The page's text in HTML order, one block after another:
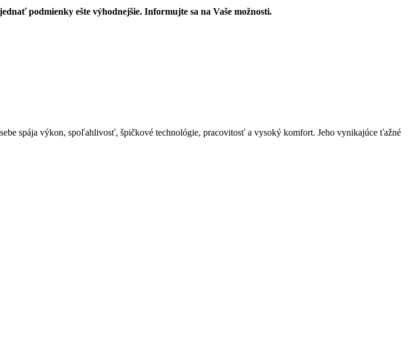
podmienky ešte výhodnejšie. Informujte sa na Vaše možnosti.
spája výkon, spoľahlivosť, špičkové technológie, pracovitosť a vysoký komfort. Jeho vynikajúce ťažné